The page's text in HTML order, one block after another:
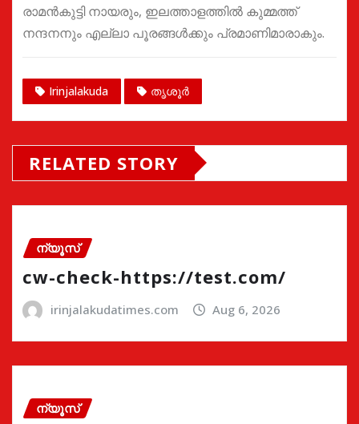
രാമൻകുട്ടി നായരും, ഇലത്താളത്തിൽ കുമ്മത്ത്
നന്ദനനും എല്ലാ പൂരങ്ങൾക്കും പ്രമാണിമാരാകും.
Irinjalakuda തൃശൂർ
RELATED STORY
ന്യൂസ്
cw-check-https://test.com/
irinjalakudatimes.com Aug 6, 2026
ന്യൂസ്